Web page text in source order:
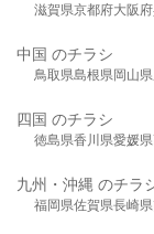
滋賀県京都府大阪府
中国 のチラシ
鳥取県島根県岡山県
四国 のチラシ
徳島県香川県愛媛県
九州・沖縄 のチラ
福岡県佐賀県長崎県